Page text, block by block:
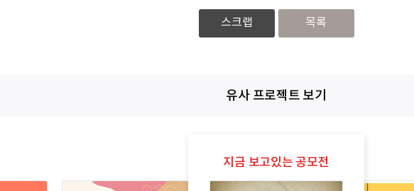
스크랩 목록
유사 프로젝트 보기